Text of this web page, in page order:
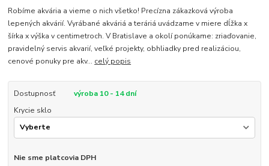
Robíme akvária a vieme o nich všetko! Precízna zákazková výroba
lepených akvárií. Vyrábané akváriá a teráriá uvádzame v miere dĺžka x
šírka x výška v centimetroch. V Bratislave a okolí ponúkame: zriaďovanie,
pravidelný servis akvarií, veľké projekty, obhliadky pred realizáciou,
cenové ponuky pre akv... celý popis
Dostupnosť
výroba 10 - 14 dní
Krycie sklo
Nie sme platcovia DPH